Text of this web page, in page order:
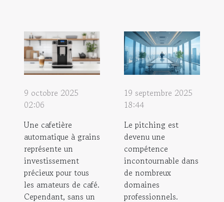
9 octobre 2025
02:06
Une cafetière
automatique à grains
représente un
investissement
précieux pour tous
les amateurs de café.
Cependant, sans un
19 septembre 2025
18:44
Le pitching est
devenu une
compétence
incontournable dans
de nombreux
domaines
professionnels.